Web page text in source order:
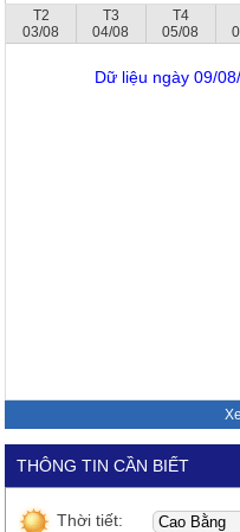
T2
03/08
T3
04/08
T4
05/08
Dữ liệu ngày 09/
THÔNG TIN CẦN BIẾT
Thời tiết: